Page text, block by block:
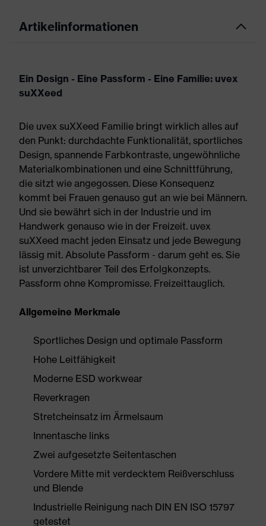
Artikelinformationen
Ein Design - Eine Passform - Eine Familie: uvex
suXXeed
Die uvex suXXeed Familie bringt wirklich alles auf
den Punkt: durchdachte Funktionalität, sportliches
Design, spannende Farbkontraste, ungewöhnliche
Materialkombinationen und eine Schnittführung,
die sitzt wie angegossen. Diese Konsequenz
kommt bei Frauen genauso gut an wie bei Männern.
Und sie bewährt sich in der Industrie und im
Handwerk genauso wie in der Freizeit. uvex
suXXeed macht jeden Einsatz und jede Bewegung
lässig mit. Absolute Passform - darum geht es. Sie
ist unverzichtbarer Teil des Erfolgkonzepts.
Passform ohne Kompromisse. Freizeittauglich.
Allgemeine Merkmale
Sportliches Design und optimale Passform
Hohe Leitfähigkeit
Moderne ESD workwear
Reverkragen
Stretcheinsatz im Ärmelsaum
Innentasche links
Zwei aufgesetzte Seitentaschen
Vordere Mitte mit verdecktem Reißverschluss
und Blende
Industrielle Reinigung nach DIN EN ISO 15797
getestet